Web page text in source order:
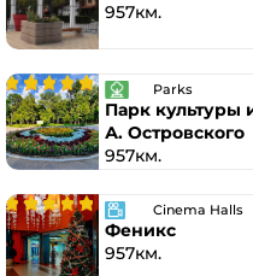
957км.
Parks
Парк культуры
А. Островского
957км.
Cinema Halls
Феникс
957км.